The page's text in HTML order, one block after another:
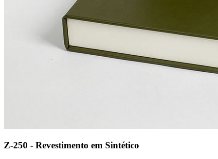
Z-250 - Revestimento em Sintético